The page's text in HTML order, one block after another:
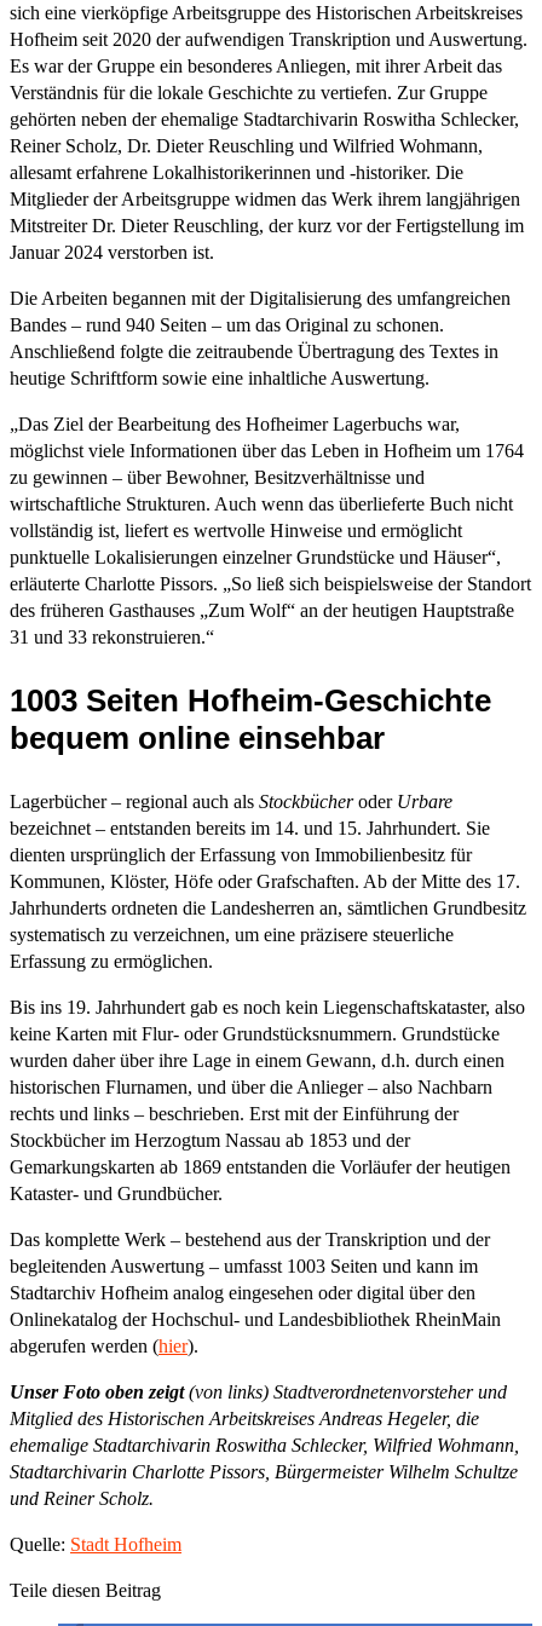
sich eine vierköpfige Arbeitsgruppe des Historischen Arbeitskreises
Hofheim seit 2020 der aufwendigen Transkription und Auswertung.
Es war der Gruppe ein besonderes Anliegen, mit ihrer Arbeit das
Verständnis für die lokale Geschichte zu vertiefen. Zur Gruppe
gehörten neben der ehemalige Stadtarchivarin Roswitha Schlecker,
Reiner Scholz, Dr. Dieter Reuschling und Wilfried Wohmann,
allesamt erfahrene Lokalhistorikerinnen und -historiker. Die
Mitglieder der Arbeitsgruppe widmen das Werk ihrem langjährigen
Mitstreiter Dr. Dieter Reuschling, der kurz vor der Fertigstellung im
Januar 2024 verstorben ist.
Die Arbeiten begannen mit der Digitalisierung des umfangreichen
Bandes – rund 940 Seiten – um das Original zu schonen.
Anschließend folgte die zeitraubende Übertragung des Textes in
heutige Schriftform sowie eine inhaltliche Auswertung.
„Das Ziel der Bearbeitung des Hofheimer Lagerbuchs war,
möglichst viele Informationen über das Leben in Hofheim um 1764
zu gewinnen – über Bewohner, Besitzverhältnisse und
wirtschaftliche Strukturen. Auch wenn das überlieferte Buch nicht
vollständig ist, liefert es wertvolle Hinweise und ermöglicht
punktuelle Lokalisierungen einzelner Grundstücke und Häuser“,
erläuterte Charlotte Pissors. „So ließ sich beispielsweise der Standort
des früheren Gasthauses „Zum Wolf“ an der heutigen Hauptstraße
31 und 33 rekonstruieren.“
1003 Seiten Hofheim-Geschichte
bequem online einsehbar
Lagerbücher – regional auch als Stockbücheroder Urbare
bezeichnet – entstanden bereits im 14. und 15. Jahrhundert. Sie
dienten ursprünglich der Erfassung von Immobilienbesitz für
Kommunen, Klöster, Höfe oder Grafschaften. Ab der Mitte des 17.
Jahrhunderts ordneten die Landesherren an, sämtlichen Grundbesitz
systematisch zu verzeichnen, um eine präzisere steuerliche
Erfassung zu ermöglichen.
Bis ins 19. Jahrhundert gab es noch kein Liegenschaftskataster, also
keine Karten mit Flur- oder Grundstücksnummern. Grundstücke
wurden daher über ihre Lage in einem Gewann, d.h. durch einen
historischen Flurnamen, und über die Anlieger – also Nachbarn
rechts und links – beschrieben. Erst mit der Einführung der
Stockbücher im Herzogtum Nassau ab 1853 und der
Gemarkungskarten ab 1869 entstanden die Vorläufer der heutigen
Kataster- und Grundbücher.
Das komplette Werk – bestehend aus der Transkription und der
begleitenden Auswertung – umfasst 1003 Seiten und kann im
Stadtarchiv Hofheim analog eingesehen oder digital über den
Onlinekatalog der Hochschul- und Landesbibliothek RheinMain
abgerufen werden (hier).
Unser Foto oben zeigt(von links) Stadtverordnetenvorsteher und
Mitglied des Historischen Arbeitskreises Andreas Hegeler, die
ehemalige Stadtarchivarin Roswitha Schlecker, Wilfried Wohmann,
Stadtarchivarin Charlotte Pissors, Bürgermeister Wilhelm Schultze
und Reiner Scholz.
Quelle: Stadt Hofheim
Teile diesen Beitrag